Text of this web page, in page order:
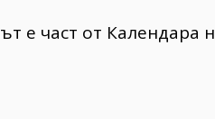
е част от Календара